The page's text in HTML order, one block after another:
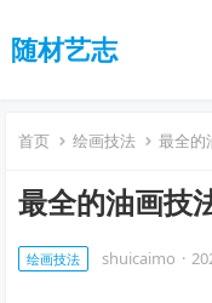
随材艺志
首页 绘画技法 最全的
最全的油画技
绘画技法 shuicaimo ·